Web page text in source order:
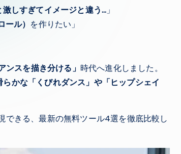
しすぎてイメージと違う…」
ル） を作りたい」
ンスを描き分ける」 時代へ進化しました。
らかな「くびれダンス」や「ヒップシェイ
できる、最新の無料ツール4選を徹底比較し